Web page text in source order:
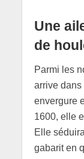
Une
de
Parmi les
arrive dans
envergure
1600, elle
Elle
gabarit en